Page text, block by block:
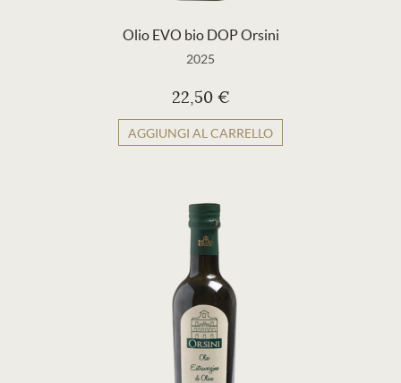
Olio EVO bio DOP Orsini
2025
22,50 €
AGGIUNGI AL CARRELLO